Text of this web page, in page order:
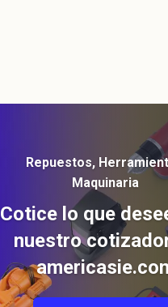
Repuestos,
Maquinaria
Cotice lo que
nuestro